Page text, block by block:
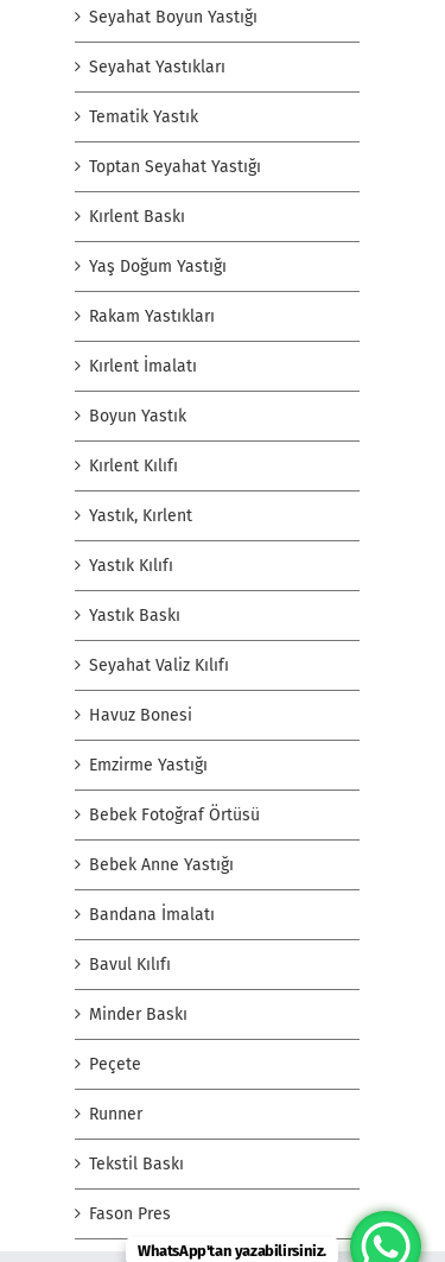
Seyahat Boyun Yastığı
Seyahat Yastıkları
Tematik Yastık
Toptan Seyahat Yastığı
Kırlent Baskı
Yaş Doğum Yastığı
Rakam Yastıkları
Kırlent İmalatı
Boyun Yastık
Kırlent Kılıfı
Yastık, Kırlent
Yastık Kılıfı
Yastık Baskı
Seyahat Valiz Kılıfı
Havuz Bonesi
Emzirme Yastığı
Bebek Fotoğraf Örtüsü
Bebek Anne Yastığı
Bandana İmalatı
Bavul Kılıfı
Minder Baskı
Peçete
Runner
Tekstil Baskı
Fason Pres
WhatsApp'tan yazabilirsiniz.